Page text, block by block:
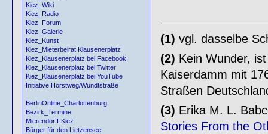
Kiez_Wiki
Kiez_Radio
Kiez_Forum
Kiez_Galerie
Kiez_Kunst
Kiez_Mieterbeirat Klausenerplatz
Kiez_Klausenerplatz bei Facebook
Kiez_Klausenerplatz bei Twitter
Kiez_Klausenerplatz bei YouTube
Initiative Horstweg/Wundtstraße
BerlinOnline_Charlottenburg
Bezirk_Termine
Mierendorff-Kiez
Bürger für den Lietzensee
(1) vgl. dasselbe
(2) Kein Wunder,
Kaiserdamm mit
Straßen
(3) Erika M. L.
Stories From the